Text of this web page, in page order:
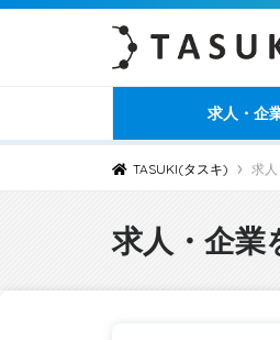
求人・企
TASUKI(タスキ) › 求人
求人・企業